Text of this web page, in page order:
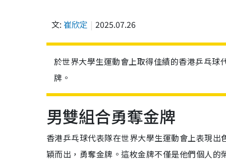
文: 崔欣定 2025.07.26
於世界大學生運動會上取得佳績的香港乒乓
牌。
男雙組合勇奪金牌
香港乒乓球代表隊在世界大學生運動會上表現
穎而出，勇奪金牌。這枚金牌不僅是他們個人